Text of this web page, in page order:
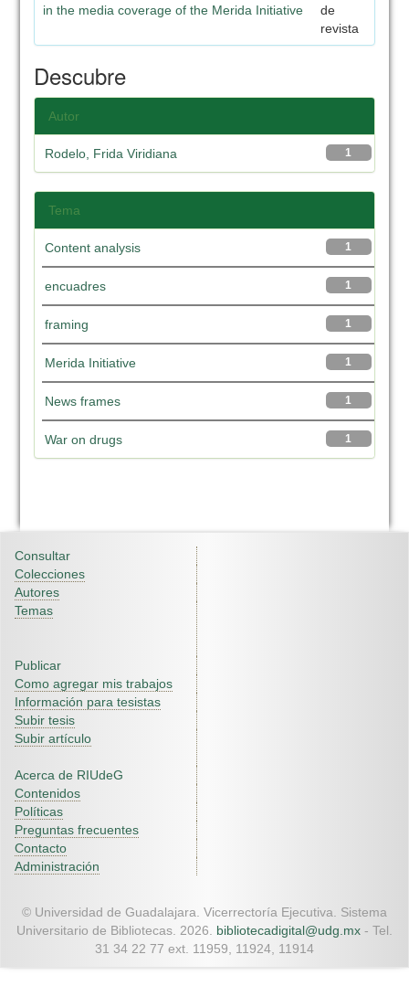
in the media coverage of the Merida Initiative
de
revista
Descubre
Autor
1
Rodelo, Frida Viridiana
Tema
1
Content analysis
1
encuadres
1
framing
1
Merida Initiative
1
News frames
1
War on drugs
Consultar
Colecciones
Autores
Temas
Publicar
Como agregar mis trabajos
Información para tesistas
Subir tesis
Subir artículo
Acerca de RIUdeG
Contenidos
Políticas
Preguntas frecuentes
Contacto
Administración
© Universidad de Guadalajara. Vicerrectoría Ejecutiva. Sistema
Universitario de Bibliotecas. 2026. bibliotecadigital@udg.mx - Tel.
31 34 22 77 ext. 11959, 11924, 11914